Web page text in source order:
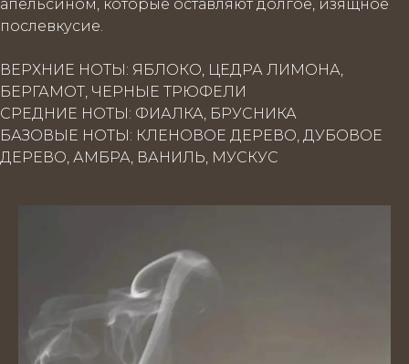
апельсином, которые оставляют долгое, изящное
послевкусие.
ВЕРХНИЕ НОТЫ: ЯБЛОКО, ЦЕДРА ЛИМОНА,
БЕРГАМОТ, ЧЕРНЫЕ ТРЮФЕЛИ
СРЕДНИЕ НОТЫ: ФИАЛКА, БРУСНИКА
БАЗОВЫЕ НОТЫ: КЛЕНОВОЕ ДЕРЕВО, ДУБОВОЕ
ДЕРЕВО, АМБРА, ВАНИЛЬ, МУСКУС